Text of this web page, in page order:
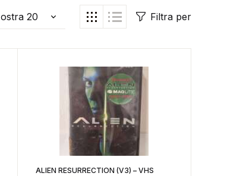
Filtra per
ALIEN RESURRECTION (V3) – VHS